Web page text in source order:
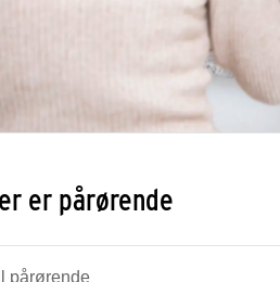
er pårørende
pårørende